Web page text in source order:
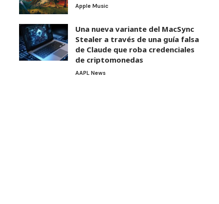
Apple Music
Una nueva variante del MacSync
Stealer a través de una guía falsa
de Claude que roba credenciales
de criptomonedas
AAPL News